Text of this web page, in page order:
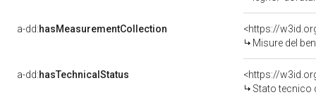
a-dd:hasMeasurementCollection
<https://
Misure del
a-dd:hasTechnicalStatus
<https://
Stato tecnico